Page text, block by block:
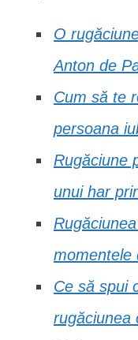
O
Anton de
Cum să te
persoana
Rugăciune
unui har
momentele
Ce să spui
rugăciunea